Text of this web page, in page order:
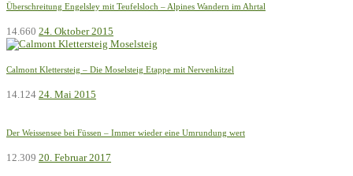
Überschreitung Engelsley mit Teufelsloch – Alpines Wandern im Ahrtal
14.660 24. Oktober 2015
Calmont Klettersteig – Die Moselsteig Etappe mit Nervenkitzel
14.124 24. Mai 2015
Der Weissensee bei Füssen – Immer wieder eine Umrundung wert
12.309 20. Februar 2017